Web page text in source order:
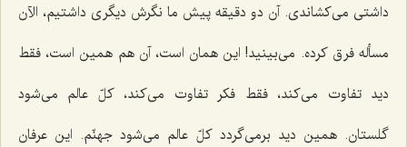
داشتی می‌كشاندی. آن دو دقیقه پیش ما نگرش دیگری داشتیم، الآن
مسأله فرق كرده. می‌بینید! این همان است، آن هم همین است، فقط
دید تفاوت می‌كند، فقط فكر تفاوت می‌كند، كلّ عالم می‌شود
گلستان. همین دید برمی‌گردد كلّ عالم می‌شود جهنّم. این عرفان